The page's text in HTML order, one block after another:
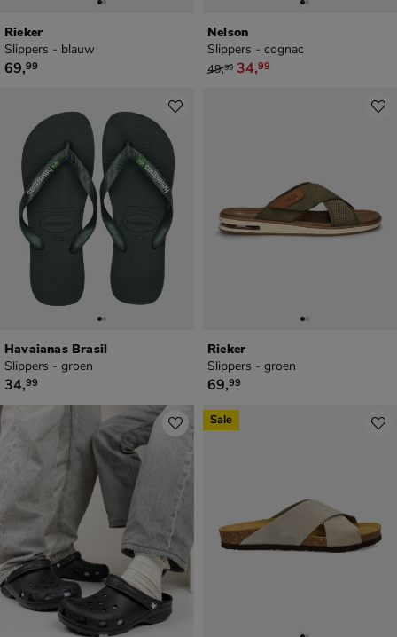
Rieker
Slippers - blauw
€ 69,99
69,99
Nelson
Slippers - cognac
van € 49,99 voor € 34,99
49,99 34,99
Havaianas Brasil
Slippers - groen
€ 34,99
34,99
Rieker
Slippers - groen
€ 69,99
69,99
Sale